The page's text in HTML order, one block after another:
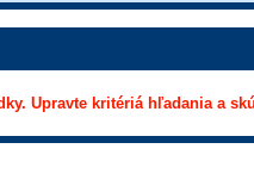
Upravte kritériá hľadania a